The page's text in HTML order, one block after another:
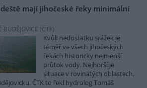
mají jihočeské řeky minimální
(ČTK)
Kvůli nedostatku srážek je
téměř ve všech jihočeských
řekách historicky nejmenší
průtok vody. Nejhorší je
situace v rovinatých oblastech,
ČTK to řekl hydrolog Tomáš